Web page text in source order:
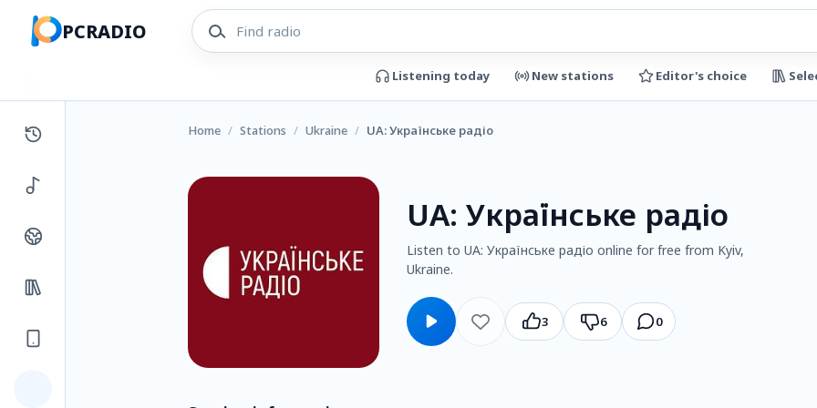
PCRADIO
Listening today New stations Editor's choice
Home / Stations / Ukraine / UA: Українське радіо
UA: Українське радіо
Listen to UA: Українське радіо online for free from Kyiv,
Ukraine.
3 6 0